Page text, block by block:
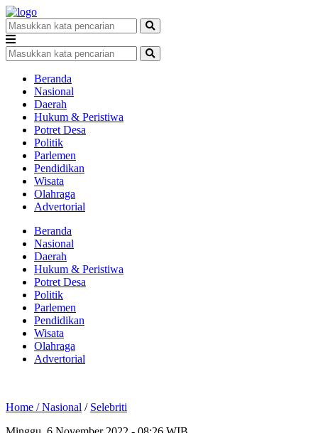
Beranda
Nasional
Daerah
Hukum & Peristiwa
Potret Desa
Politik
Parlemen
Pendidikan
Wisata
Olahraga
Advertorial
Beranda
Nasional
Daerah
Hukum & Peristiwa
Potret Desa
Politik
Parlemen
Pendidikan
Wisata
Olahraga
Advertorial
Home /Nasional / Selebriti